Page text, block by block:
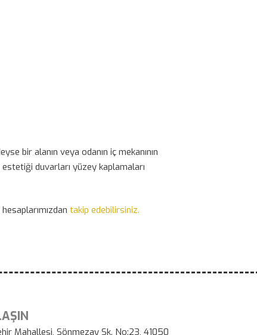
bir alanın veya odanın iç mekanının
duvarları yüzey kaplamaları
takip edebilirsiniz.
Mahallesi, Sönmezay Sk. No:23, 41050